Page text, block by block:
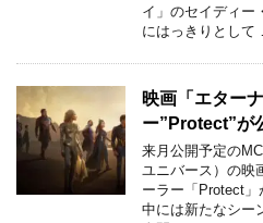
イ」のセイディー
にはっきりとして
映画「エター
ー”Protect”が
来月公開予定の
ユニバース）の映
ーラー「Protect
中には新たなシー